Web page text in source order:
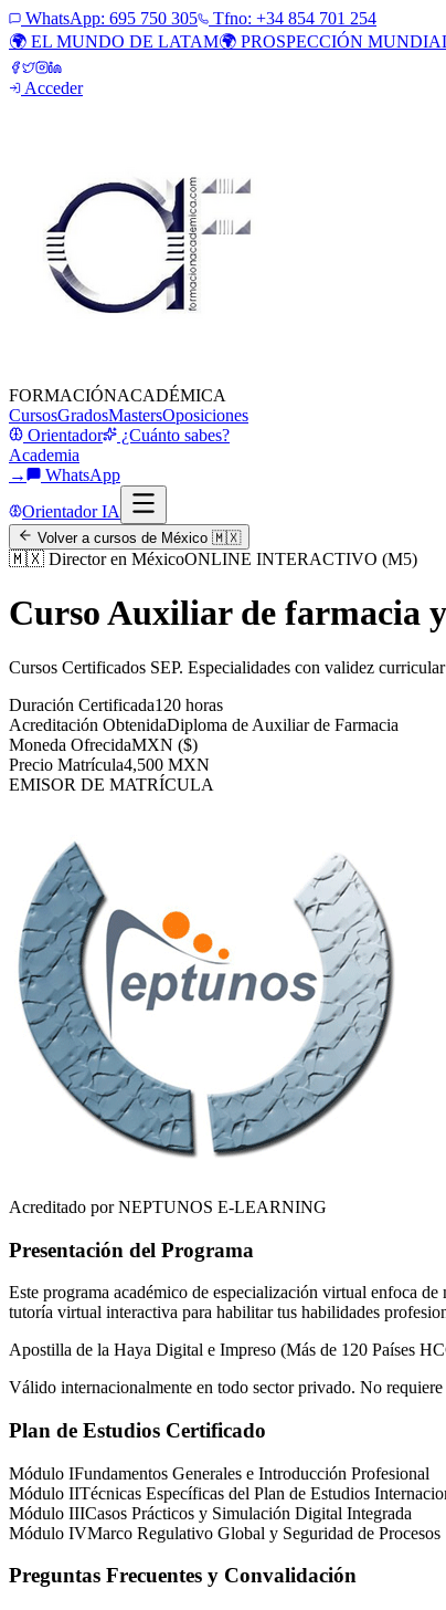
WhatsApp: 695 750 305
Tfno: +34 854 701 254
🌍 EL MUNDO DE LATAM🌍 PROSPECCIÓN
Acceder
FORMACIÓNACADÉMICA
CursosGradosMastersOposiciones
Orientador
¿Cuánto sabes?
Academia
→
WhatsApp
Orientador IA
Volver a cursos de México 🇲🇽
🇲🇽 Director en MéxicoONLINE INTERACTIVO (M5)
Curso Auxiliar de farmacia
Cursos Certificados SEP. Especialidades con validez
Duración Certificada120 horas
Acreditación ObtenidaDiploma de Auxiliar de Farmacia
Moneda OfrecidaMXN ($)
Precio Matrícula4,500 MXN
EMISOR DE MATRÍCULA
Acreditado por NEPTUNOS E-LEARNING
Presentación del Programa
Este programa académico de especialización virtual enfoca
tutoría virtual interactiva para habilitar tus habilidades
Apostilla de la Haya Digital e Impreso (Más de 120 Países
Válido internacionalmente en todo sector privado. No
Plan de Estudios Certificado
Módulo IFundamentos Generales e Introducción Profesional
Módulo IITécnicas Específicas del Plan de Estudios
Módulo IIICasos Prácticos y Simulación Digital Integrada
Módulo IVMarco Regulativo Global y Seguridad de Procesos
Preguntas Frecuentes y Convalidación